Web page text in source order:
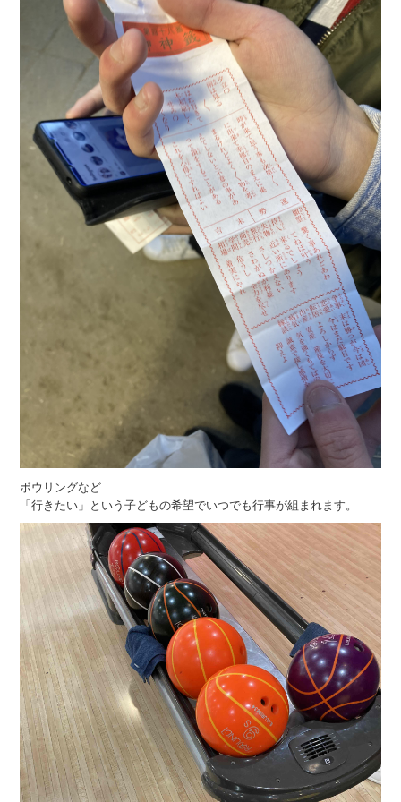
ボウリングなど
「行きたい」という子どもの希望でいつでも行事が組まれます。